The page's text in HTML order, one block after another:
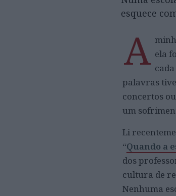
esquece
A ela
palavras
concertos
um
Li
“Quando a
dos
cultura de
Nenhuma